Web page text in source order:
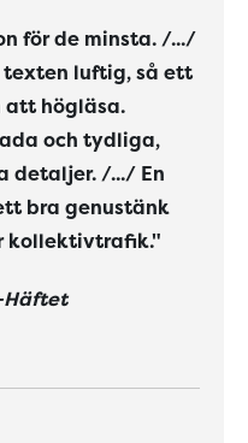
för de minsta. /.../
texten luftig, så ett
att högläsa.
och tydliga,
detaljer. /.../ En
bra genustänk
kollektivtrafik."
Häftet